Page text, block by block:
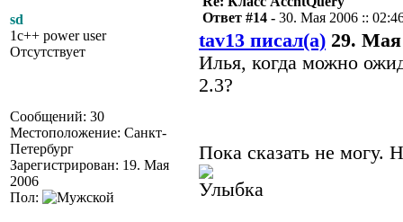
sd
1c++ power user
Отсутствует
Сообщений: 30
Местоположение: Санкт-
Петербург
Зарегистрирован: 19. Мая
2006
Пол:
Ответ #14 - 30. Мая 2006 ::
tav13 писал(а) 29. Мая
Илья, когда можно
2.3?
Пока сказать не могу.